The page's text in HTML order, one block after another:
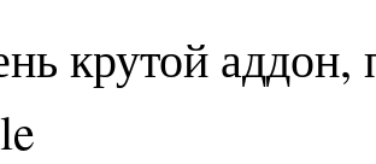
крутой